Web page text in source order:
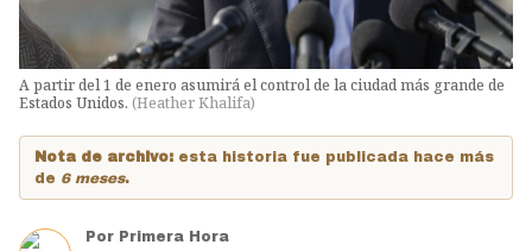
A partir del 1 de enero asumirá el control de la ciudad más grande de
Estados Unidos. (Heather Khalifa)
Nota de archivo: esta historia fue publicada hace más
de 6 meses.
Por Primera Hora